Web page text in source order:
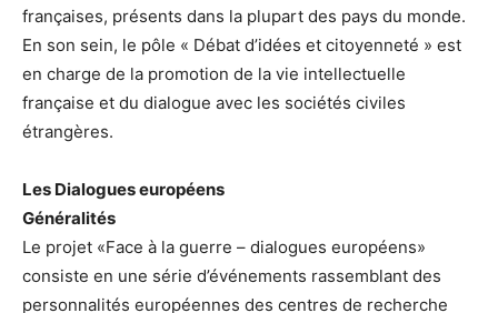
françaises, présents dans la plupart des pays du monde.
En son sein, le pôle « Débat d’idées et citoyenneté » est
en charge de la promotion de la vie intellectuelle
française et du dialogue avec les sociétés civiles
étrangères.
Les Dialogues européens
Généralités
Le projet «Face à la guerre – dialogues européens»
consiste en une série d’événements rassemblant des
personnalités européennes des centres de recherche